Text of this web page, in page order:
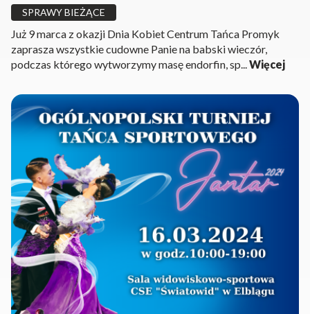
SPRAWY BIEŻĄCE
Już 9 marca z okazji Dnia Kobiet Centrum Tańca Promyk
zaprasza wszystkie cudowne Panie na babski wieczór,
podczas którego wytworzymy masę endorfin, sp... Więcej